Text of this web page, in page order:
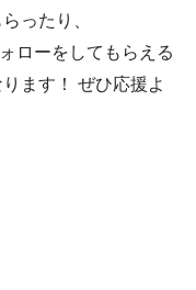
ったり、
ローをしてもらえる
ます！ ぜひ応援よ